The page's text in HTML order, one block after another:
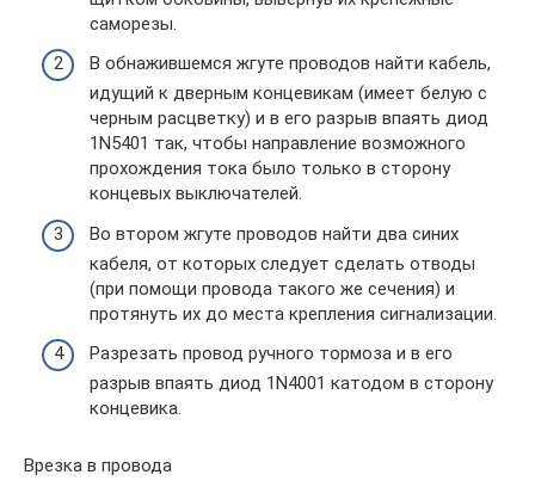
саморезы.
В обнажившемся жгуте проводов найти кабель,
идущий к дверным концевикам (имеет белую с
черным расцветку) и в его разрыв впаять диод
1N5401 так, чтобы направление возможного
прохождения тока было только в сторону
концевых выключателей.
Во втором жгуте проводов найти два синих
кабеля, от которых следует сделать отводы
(при помощи провода такого же сечения) и
протянуть их до места крепления сигнализации.
Разрезать провод ручного тормоза и в его
разрыв впаять диод 1N4001 катодом в сторону
концевика.
Врезка в провода